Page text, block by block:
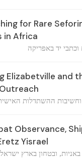
for Rare
in Africa
וכתבי יד באפריקה
Elizabetville and
וחשיבות ההשתדלות
Observance,
Yisrael
ובטחון בארץ ישראל